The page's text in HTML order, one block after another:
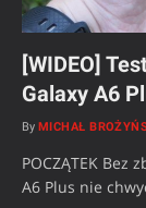
[WIDEO]
Galaxy A6
By MICHAŁ
POCZĄTEK Bez
A6 Plus nie